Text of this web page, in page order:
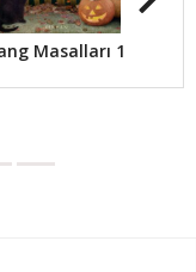
Masalları 1